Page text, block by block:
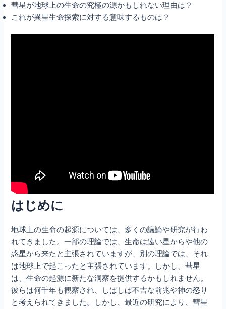
彗星が地球上の生命の究極の源かもしれない理由は？
これが異星生命探索に対する意味するものは？
はじめに
地球上の生命の起源については、多くの議論や研究が行わ
れてきました。一部の理論では、生命は遠い星からや他の
惑星から来たと主張されていますが、別の理論では、それ
は地球上で起こったと主張されています。しかし、彗星
は、生命の起源に新たな洞察を提供するかもしれません。
彼らは何千年も観察され、しばしば不吉な前兆や神の怒り
と考えられてきました。しかし、最近の研究により、彗星